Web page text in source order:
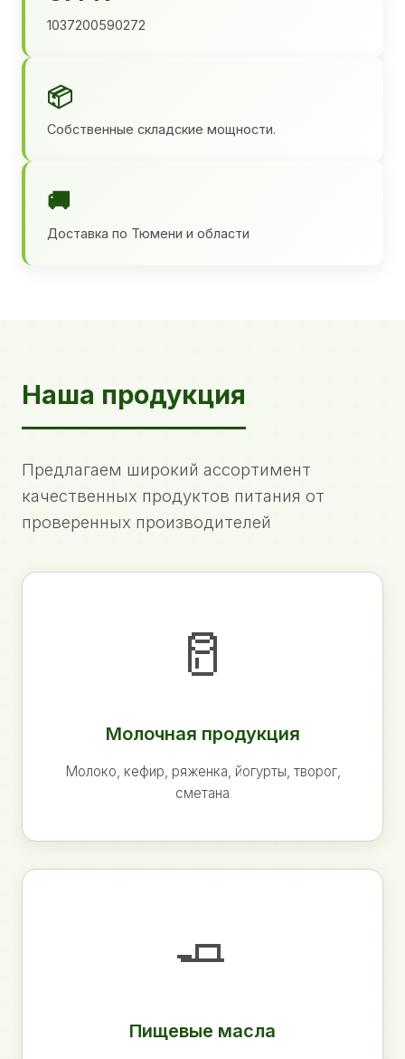
1037200590272
📦
Собственные складские мощности.
🚚
Доставка по Тюмени и области
Наша продукция
Предлагаем широкий ассортимент
качественных продуктов питания от
проверенных производителей
🥛
Молочная продукция
Молоко, кефир, ряженка, йогурты, творог,
сметана
🧈
Пищевые масла